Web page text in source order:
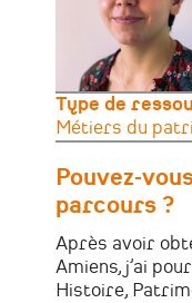
Type de
Métiers du
Pouvez-
parcours ?
Après avoir
Amiens, j’ai
Histoire,